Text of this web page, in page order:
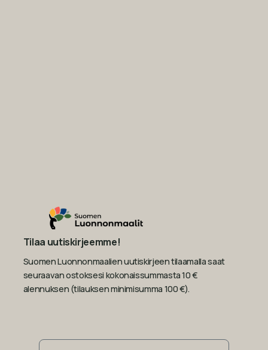
Tilaa uutiskirjeemme!
Suomen Luonnonmaalien uutiskirjeen tilaamalla saat
seuraavan ostoksesi kokonaissummasta 10 €
alennuksen (tilauksen minimisumma 100 €).
Sähköposti